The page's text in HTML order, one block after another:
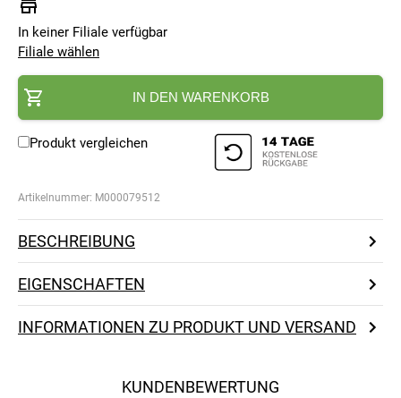
In keiner Filiale verfügbar
Filiale wählen
IN DEN WARENKORB
Produkt vergleichen
Artikelnummer: M000079512
BESCHREIBUNG
EIGENSCHAFTEN
INFORMATIONEN ZU PRODUKT UND VERSAND
KUNDENBEWERTUNG